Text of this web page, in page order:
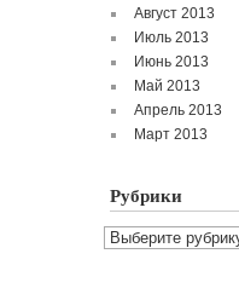
Август 2013
Июль 2013
Июнь 2013
Май 2013
Апрель 2013
Март 2013
Рубрики
Рубрики